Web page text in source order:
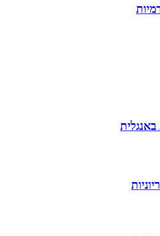
באנגלית